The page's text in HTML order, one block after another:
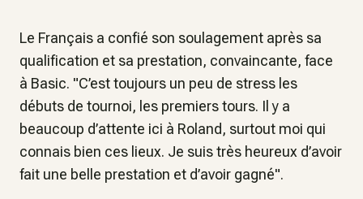
Le Français a confié son soulagement après sa
qualification et sa prestation, convaincante, face
à Basic. "C’est toujours un peu de stress les
débuts de tournoi, les premiers tours. Il y a
beaucoup d’attente ici à Roland, surtout moi qui
connais bien ces lieux. Je suis très heureux d’avoir
fait une belle prestation et d’avoir gagné".